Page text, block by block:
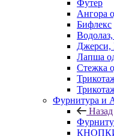
Футер
Ангора
Бифлекс
Джерси,
Лапша
Стежка
Фурнитура и
Назад